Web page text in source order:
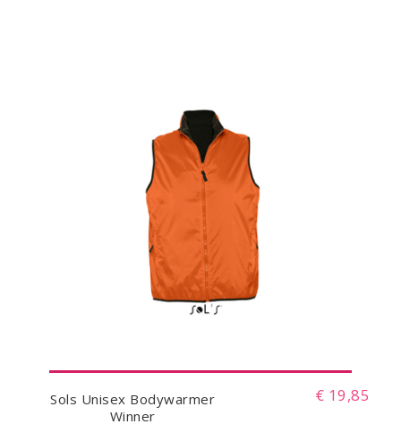
Sols Unisex Bodywarmer
Winner
€ 19,85